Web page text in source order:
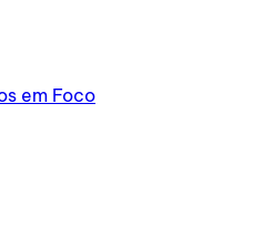
em Foco